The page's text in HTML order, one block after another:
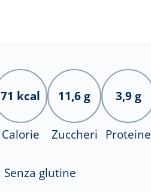
71 kcal
Calorie
11,6 g
Zuccheri
3,9 g
Proteine
Senza glutine